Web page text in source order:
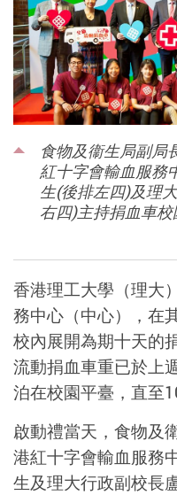
食物及衞生局副局
紅十字會輸血服務
生(後排左四)及理
右四)主持捐血車校
香港理工大學（理大
務中心（中心），在
校內展開為期十天的
流動捐血車重已於上
泊在校園平臺，直至
啟動禮當天，食物及
港紅十字會輸血服務
生及理大行政副校長